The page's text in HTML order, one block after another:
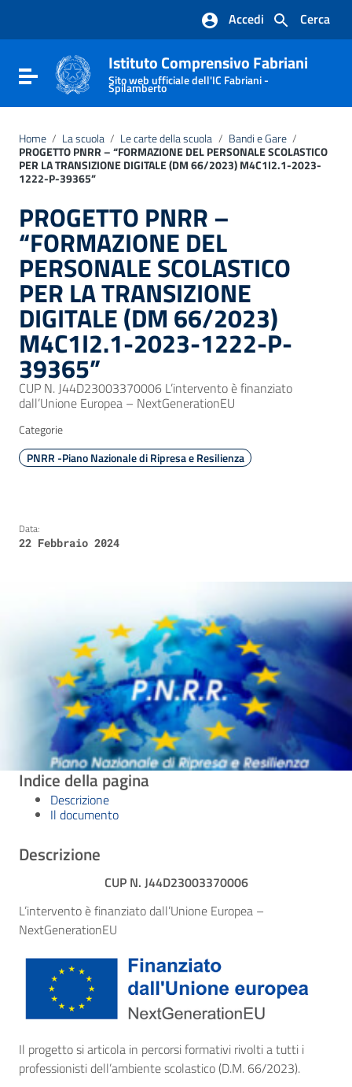
Vai al footer
Cerca
Accedi
Attiva / disattiva la navigazione
Istituto Comprensivo Fabriani
Sito web ufficiale dell'IC Fabriani -
Spilamberto
Home / La scuola / Le carte della scuola / Bandi e Gare /
PROGETTO PNRR – “FORMAZIONE DEL PERSONALE SCOLASTICO
PER LA TRANSIZIONE DIGITALE (DM 66/2023) M4C1I2.1-2023-
1222-P-39365”
PROGETTO PNRR –
“FORMAZIONE DEL
PERSONALE SCOLASTICO
PER LA TRANSIZIONE
DIGITALE (DM 66/2023)
M4C1I2.1-2023-1222-P-
39365”
CUP N. J44D23003370006 L’intervento è finanziato
dall’Unione Europea – NextGenerationEU
Categorie
PNRR -Piano Nazionale di Ripresa e Resilienza
Data:
22 Febbraio 2024
Indice della pagina
Descrizione
Il documento
Descrizione
CUP N. J44D23003370006
L’intervento è finanziato dall’Unione Europea –
NextGenerationEU
Il progetto si articola in percorsi formativi rivolti a tutti i
professionisti dell’ambiente scolastico (D.M. 66/2023).